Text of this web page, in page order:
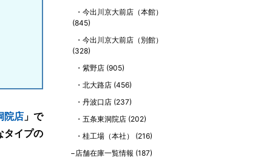
院店 」で
タイプの
今出川京大前店（本館）
(845)
今出川京大前店（別館）
(328)
紫野店 (905)
北大路店 (456)
丹波口店 (237)
五条東洞院店 (202)
桂工場（本社）
(216)
店舗在庫一覧情報 (187)